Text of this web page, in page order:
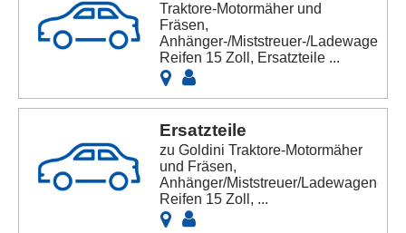
Traktore-Motormäher und
Fräsen,
Anhänger-/Miststreuer-/Ladewagen-/
Reifen 15 Zoll, Ersatzteile ...
Ersatzteile
zu Goldini Traktore-Motormäher
und Fräsen,
Anhänger/Miststreuer/Ladewagen-
Reifen 15 Zoll, ...